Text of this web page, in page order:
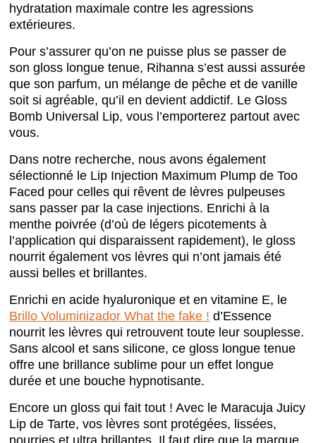
hydratation maximale contre les agressions
extérieures.
Pour s’assurer qu’on ne puisse plus se passer de
son gloss longue tenue, Rihanna s’est aussi assurée
que son parfum, un mélange de pêche et de vanille
soit si agréable, qu’il en devient addictif. Le Gloss
Bomb Universal Lip, vous l’emporterez partout avec
vous.
Dans notre recherche, nous avons également
sélectionné le Lip Injection Maximum Plump de Too
Faced pour celles qui rêvent de lèvres pulpeuses
sans passer par la case injections. Enrichi à la
menthe poivrée (d’où de légers picotements à
l’application qui disparaissent rapidement), le gloss
nourrit également vos lèvres qui n’ont jamais été
aussi belles et brillantes.
Enrichi en acide hyaluronique et en vitamine E, le
Brillo Voluminizador What the fake ! d’Essence
nourrit les lèvres qui retrouvent toute leur souplesse.
Sans alcool et sans silicone, ce gloss longue tenue
offre une brillance sublime pour un effet longue
durée et une bouche hypnotisante.
Encore un gloss qui fait tout ! Avec le Maracuja Juicy
Lip de Tarte, vos lèvres sont protégées, lissées,
nourries et ultra brillantes. Il faut dire que la marque